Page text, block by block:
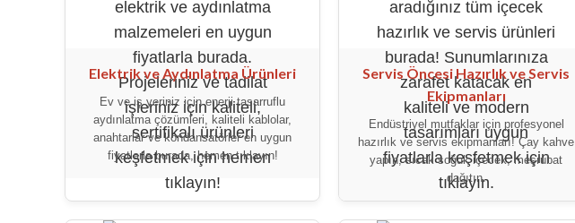
Elektrik ve Aydınlatma Ürünleri
Ev ve iş yeriniz için enerji tasarruflu
aydınlatma çözümleri, kaliteli kablolar,
anahtarlar ve kondansatörler en uygun
fiyatlarla burada, hemen tıklayın!
Servis Öncesi Hazırlık ve Servis
Ekipmanları
Endüstriyel mutfaklar için profesyonel
hazırlık ve servis ekipmanları! Çay kahve
yapın, sıcak soğuk içecek, meşrubat
dağıtın.